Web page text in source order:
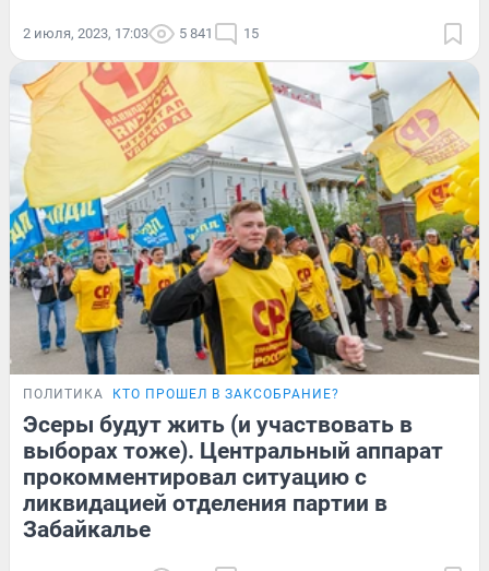
2 июля, 2023, 17:03 5 841 15
ПОЛИТИКА КТО ПРОШЕЛ В ЗАКСОБРАНИЕ?
Эсеры будут жить (и участвовать в
выборах тоже). Центральный аппарат
прокомментировал ситуацию с
ликвидацией отделения партии в
Забайкалье